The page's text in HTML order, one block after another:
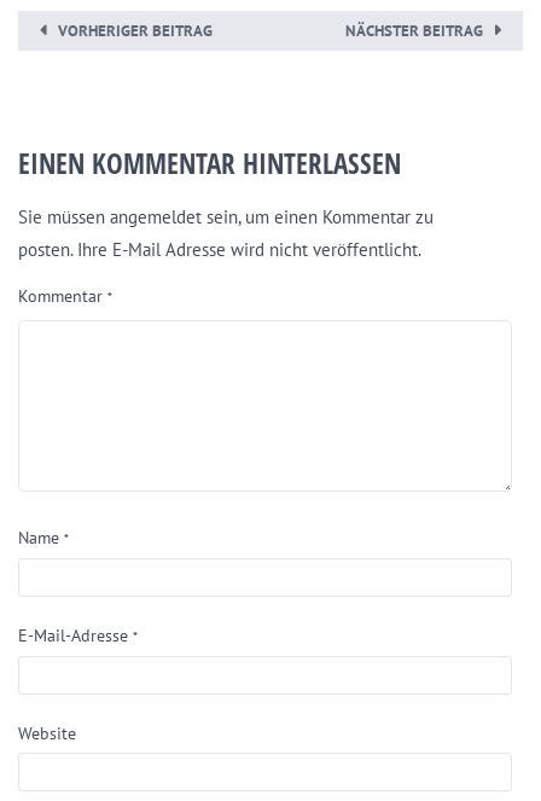
VORHERIGER BEITRAG NÄCHSTER BEITRAG
EINEN KOMMENTAR HINTERLASSEN
Sie müssen angemeldet sein, um einen Kommentar zu
posten. Ihre E-Mail Adresse wird nicht veröffentlicht.
Kommentar *
Name *
E-Mail-Adresse *
Website